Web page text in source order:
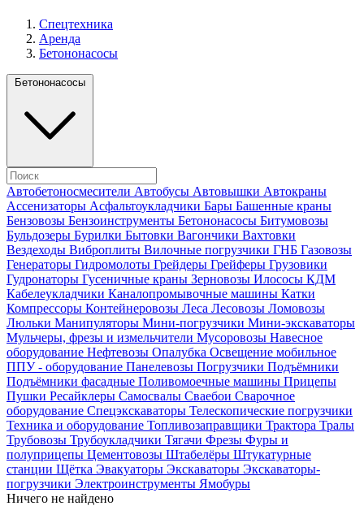
Спецтехника
Аренда
Бетононасосы
Бетононасосы
Автобетоносмесители Автобусы Автовышки Автокраны
Ассенизаторы Асфальтоукладчики Бары Башенные краны
Бензовозы Бензоинструменты Бетононасосы Битумовозы
Бульдозеры Бурилки Бытовки Вагончики Вахтовки
Вездеходы Виброплиты Вилочные погрузчики ГНБ Газовозы
Генераторы Гидромолоты Грейдеры Грейферы Грузовики
Гудронаторы Гусеничные краны Зерновозы Илососы КДМ
Кабелеукладчики Каналопромывочные машины Катки
Компрессоры Контейнеровозы Леса Лесовозы Ломовозы
Люльки Манипуляторы Мини-погрузчики Мини-экскаваторы
Мульчеры, фрезы и измельчители Мусоровозы Навесное
оборудование Нефтевозы Опалубка Освещение мобильное
ППУ - оборудование Панелевозы Погрузчики Подъёмники
Подъёмники фасадные Поливомоечные машины Прицепы
Пушки Ресайклеры Самосвалы Сваебои Сварочное
оборудование Спецэкскаваторы Телескопические погрузчики
Техника и оборудование Топливозаправщики Трактора Тралы
Трубовозы Трубоукладчики Тягачи Фрезы Фуры и
полуприцепы Цементовозы Штабелёры Штукатурные
станции Щётка Эвакуаторы Экскаваторы Экскаваторы-
погрузчики Электроинструменты Ямобуры
Ничего не найдено